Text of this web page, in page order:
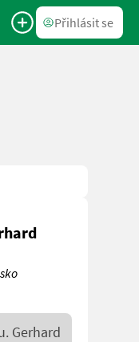
Přihlásit se
Gerhard